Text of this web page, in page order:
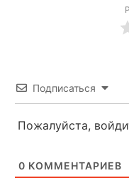
Подписаться
Пожалуйста,
0 КОММЕНТАРИЕВ